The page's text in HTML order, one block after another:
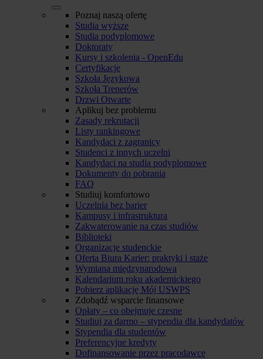
Poznaj naszą ofertę
Studia wyższe
Studia podyplomowe
Doktoraty
Kursy i szkolenia - OpenEdu
Certyfikacje
Szkoła Językowa
Szkoła Trenerów
Drzwi Otwarte
Aplikuj bez problemu
Zasady rekrutacji
Listy rankingowe
Kandydaci z zagranicy
Studenci z innych uczelni
Kandydaci na studia podyplomowe
Dokumenty do pobrania
FAQ
Studiuj komfortowo
Uczelnia bez barier
Kampusy i infrastruktura
Zakwaterowanie na czas studiów
Biblioteki
Organizacje studenckie
Oferta Biura Karier: praktyki i staże
Wymiana międzynarodowa
Kalendarium roku akademickiego
Pobierz aplikację Mój USWPS
Zdobądź wsparcie finansowe
Opłaty – co obejmuje czesne
Studiuj za darmo – stypendia dla kandydatów
Stypendia dla studentów
Preferencyjne kredyty
Dofinansowanie przez pracodawcę